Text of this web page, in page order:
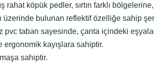
köpük pedler, sırtın farklı
üzerinde bulunan reflektif özelliğe sahip
pvc taban sayesinde, çanta içindeki
kayışlara sahiptir.
sahiptir.